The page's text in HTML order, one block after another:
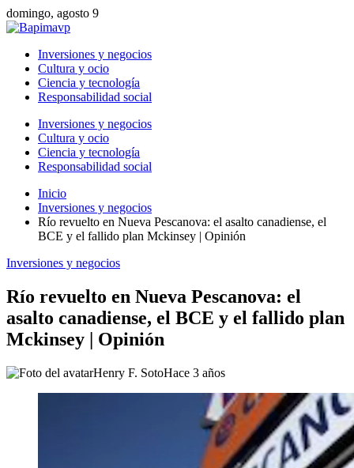
domingo, agosto 9
Inversiones y negocios
Cultura y ocio
Ciencia y tecnología
Responsabilidad social
Inversiones y negocios
Cultura y ocio
Ciencia y tecnología
Responsabilidad social
Inicio
Inversiones y negocios
Río revuelto en Nueva Pescanova: el asalto canadiense, el
BCE y el fallido plan Mckinsey | Opinión
Inversiones y negocios
Río revuelto en Nueva Pescanova: el
asalto canadiense, el BCE y el fallido plan
Mckinsey | Opinión
Henry F. SotoHace 3 años